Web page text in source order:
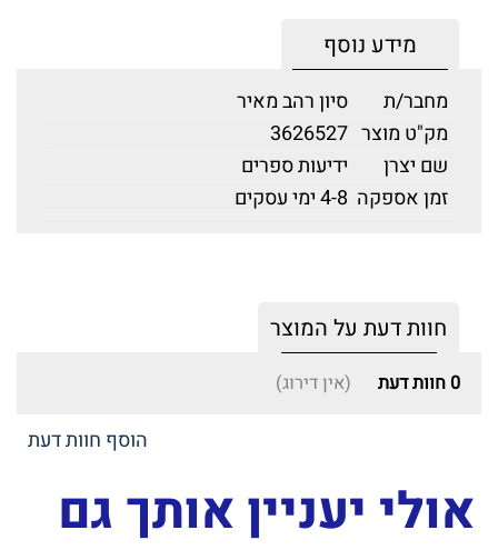
מידע נוסף
מחבר/ת
סיון רהב מאיר
מק"ט מוצר 3626527
שם יצרן
ידיעות ספרים
זמן אספקה 4-8 ימי עסקים
חוות דעת על המוצר
0 חוות דעת (אין דירוג)
הוסף חוות דעת
אולי יעניין אותך גם